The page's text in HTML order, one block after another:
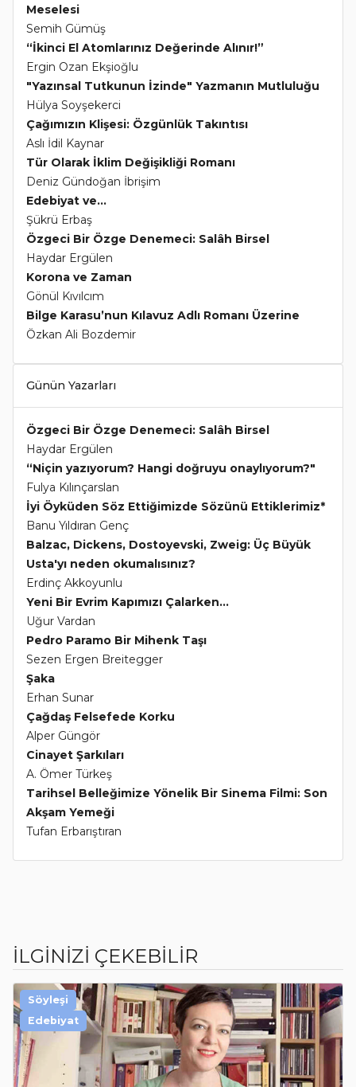
Meselesi
Semih Gümüş
“İkinci El Atomlarınız Değerinde Alınır!”
Ergin Ozan Ekşioğlu
"Yazınsal Tutkunun İzinde" Yazmanın Mutluluğu
Hülya Soyşekerci
Çağımızın Klişesi: Özgünlük Takıntısı
Aslı İdil Kaynar
Tür Olarak İklim Değişikliği Romanı
Deniz Gündoğan İbrişim
Edebiyat ve...
Şükrü Erbaş
Özgeci Bir Özge Denemeci: Salâh Birsel
Haydar Ergülen
Korona ve Zaman
Gönül Kıvılcım
Bilge Karasu’nun Kılavuz Adlı Romanı Üzerine
Özkan Ali Bozdemir
Günün Yazarları
Özgeci Bir Özge Denemeci: Salâh Birsel
Haydar Ergülen
“Niçin yazıyorum? Hangi doğruyu onaylıyorum?"
Fulya Kılınçarslan
İyi Öyküden Söz Ettiğimizde Sözünü Ettiklerimiz*
Banu Yıldıran Genç
Balzac, Dickens, Dostoyevski, Zweig: Üç Büyük
Usta'yı neden okumalısınız?
Erdinç Akkoyunlu
Yeni Bir Evrim Kapımızı Çalarken...
Uğur Vardan
Pedro Paramo Bir Mihenk Taşı
Sezen Ergen Breitegger
Şaka
Erhan Sunar
Çağdaş Felsefede Korku
Alper Güngör
Cinayet Şarkıları
A. Ömer Türkeş
Tarihsel Belleğimize Yönelik Bir Sinema Filmi: Son
Akşam Yemeği
Tufan Erbarıştıran
İLGİNİZİ ÇEKEBİLİR
Söyleşi
Edebiyat